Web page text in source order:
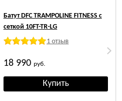
Батут DFC TRAMPOLINE FITNESS с
сеткой 10FT-TR-LG
1 отзыв
18 990 руб.